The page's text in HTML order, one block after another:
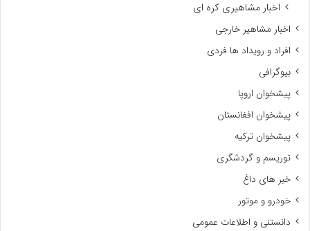
اخبار مشاهیری کره ای
اخبار مشاهیر خارجی
افراد و رویداد ها فردی
بیوگرافی
پیشخوان اروپا
پیشخوان افغانستان
پیشخوان ترکیه
توریسم و گردشگری
خبر های داغ
خودرو و موتور
دانستنی و اطلاعات عمومی